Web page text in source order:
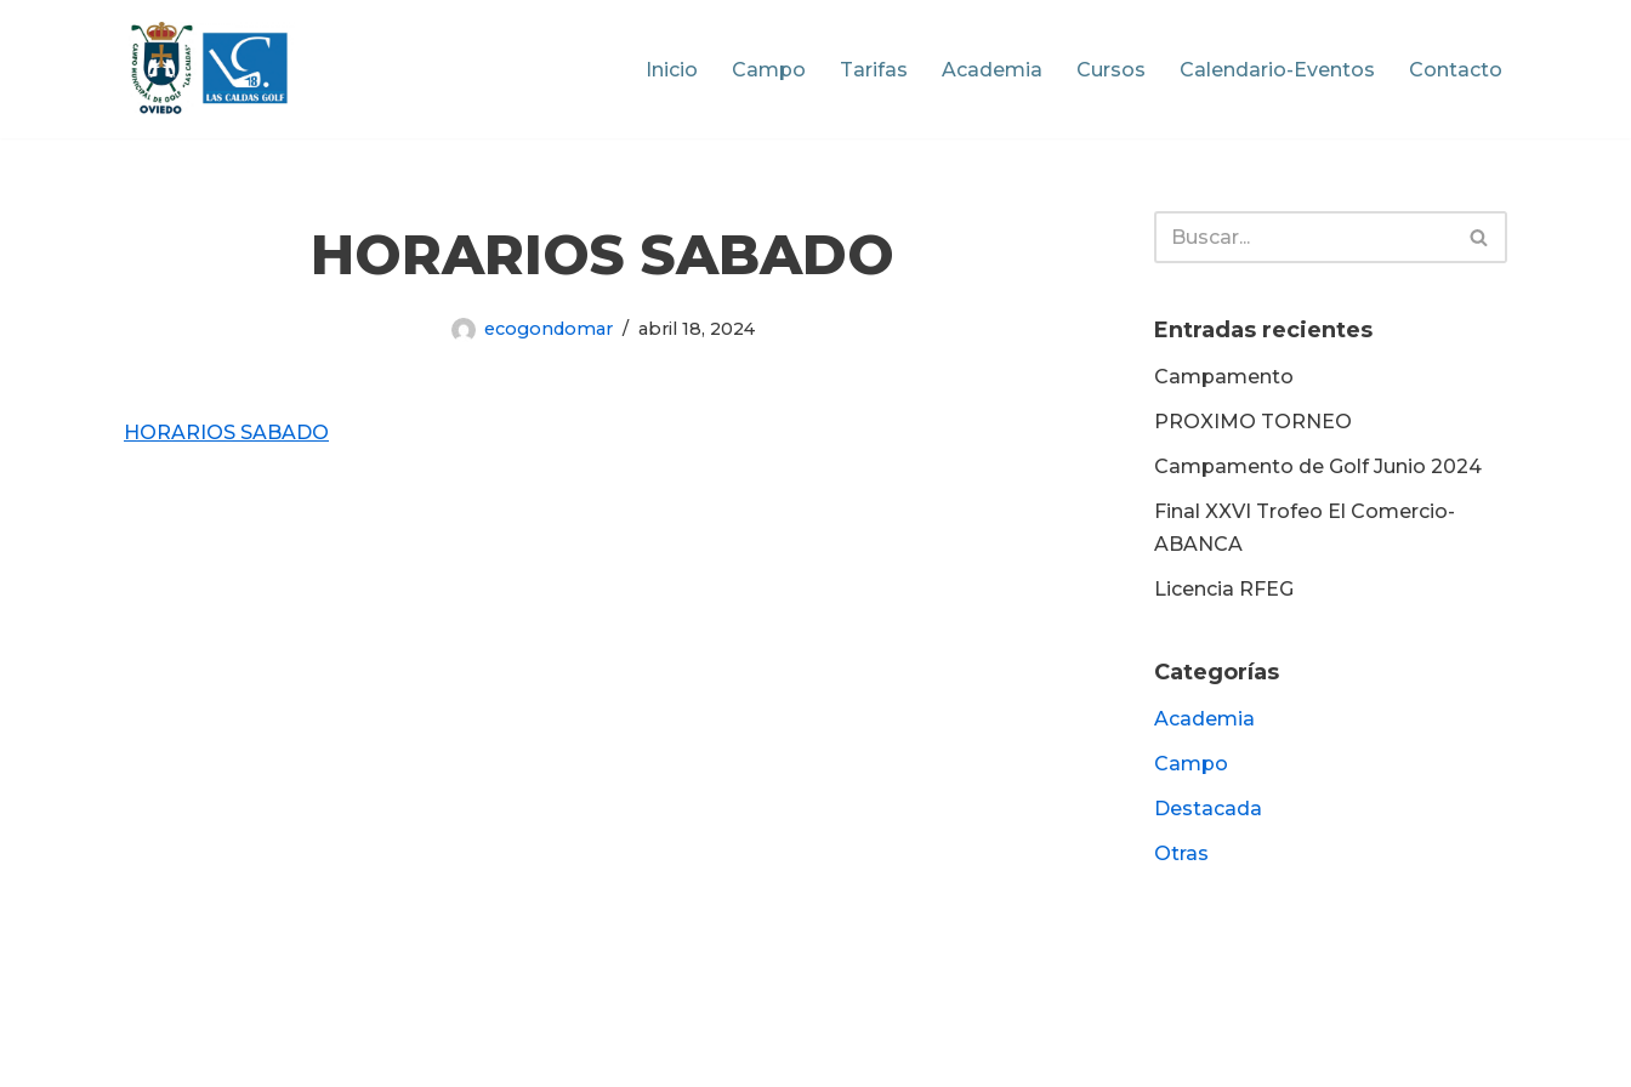
Inicio Campo Tarifas Academia Cursos Calendario-Eventos Contacto
HORARIOS SABADO
ecogondomar abril 18, 2024
HORARIOS SABADO
Entradas recientes
Campamento
PROXIMO TORNEO
Campamento de Golf Junio 2024
Final XXVI Trofeo El Comercio-
ABANCA
Licencia RFEG
Categorías
Academia
Campo
Destacada
Otras